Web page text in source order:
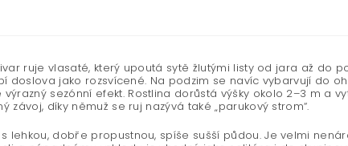
ruje vlasaté, který upoutá sytě žlutými listy od jara až do
doslova jako rozsvícené. Na podzim se navíc vybarvují do
sezónní efekt. Rostlina dorůstá výšky okolo 2–3 m a
díky němuž se ruj nazývá také „parukový strom“.
lehkou, dobře propustnou, spíše sušší půdou. Je velmi